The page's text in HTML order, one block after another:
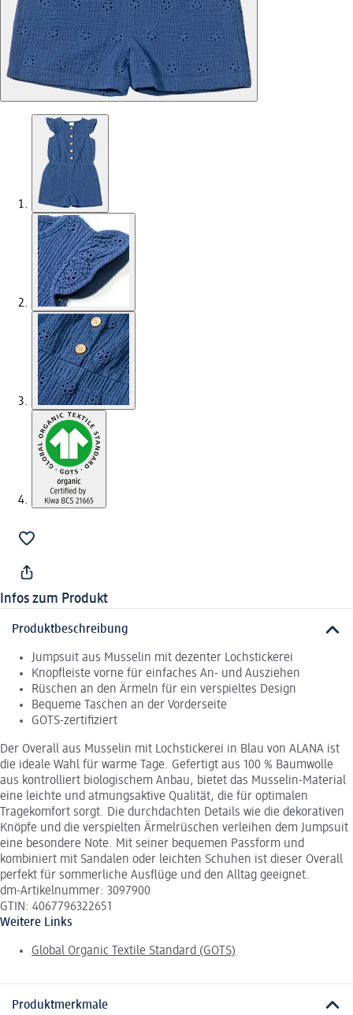
Infos zum Produkt
Produktbeschreibung
Jumpsuit aus Musselin mit dezenter Lochstickerei
Knopfleiste vorne für einfaches An- und Ausziehen
Rüschen an den Ärmeln für ein verspieltes Design
Bequeme Taschen an der Vorderseite
GOTS-zertifiziert
Der Overall aus Musselin mit Lochstickerei in Blau von ALANA ist
die ideale Wahl für warme Tage. Gefertigt aus 100 % Baumwolle
aus kontrolliert biologischem Anbau, bietet das Musselin-Material
eine leichte und atmungsaktive Qualität, die für optimalen
Tragekomfort sorgt. Die durchdachten Details wie die dekorativen
Knöpfe und die verspielten Ärmelrüschen verleihen dem Jumpsuit
eine besondere Note. Mit seiner bequemen Passform und
kombiniert mit Sandalen oder leichten Schuhen ist dieser Overall
perfekt für sommerliche Ausflüge und den Alltag geeignet.
dm-Artikelnummer: 3097900
GTIN: 4067796322651
Weitere Links
Global Organic Textile Standard (GOTS)
Produktmerkmale